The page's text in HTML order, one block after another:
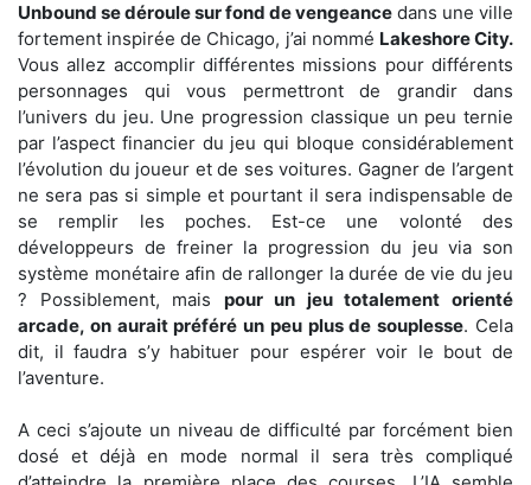
Unbound se déroule sur fond de vengeance dans une ville
fortement inspirée de Chicago, j’ai nommé Lakeshore City.
Vous allez accomplir différentes missions pour différents
personnages qui vous permettront de grandir dans
l’univers du jeu. Une progression classique un peu ternie
par l’aspect financier du jeu qui bloque considérablement
l’évolution du joueur et de ses voitures. Gagner de l’argent
ne sera pas si simple et pourtant il sera indispensable de
se remplir les poches. Est-ce une volonté des
développeurs de freiner la progression du jeu via son
système monétaire afin de rallonger la durée de vie du jeu
? Possiblement, mais pour un jeu totalement orienté
arcade, on aurait préféré un peu plus de souplesse. Cela
dit, il faudra s’y habituer pour espérer voir le bout de
l’aventure.
A ceci s’ajoute un niveau de difficulté par forcément bien
dosé et déjà en mode normal il sera très compliqué